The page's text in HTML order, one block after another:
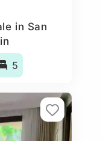
in San
5